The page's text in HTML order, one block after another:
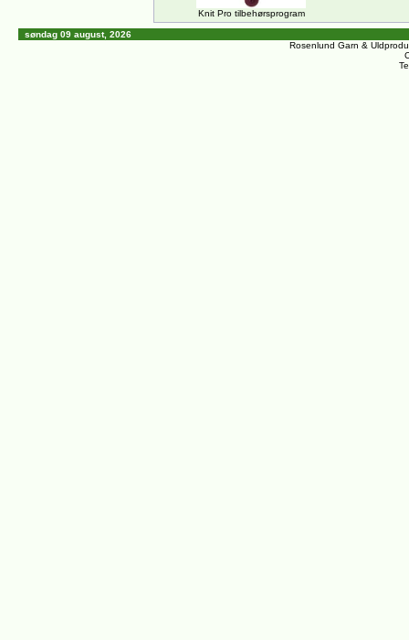
Knit Pro tilbehørsprogram
søndag 09 august, 2026
Rosenlund Garn &